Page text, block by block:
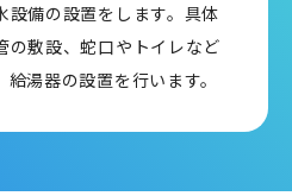
設備の設置をします。具体
の敷設、蛇口やトイレなど
湯器の設置を行います。